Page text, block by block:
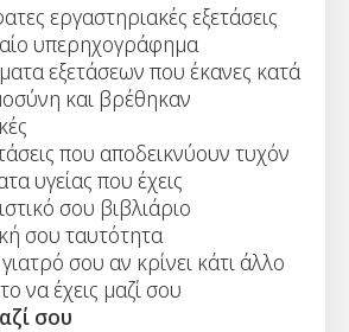
εργαστηριακές εξετάσεις
υπερηχογράφημα
εξετάσεων που έκανες κατά
και βρέθηκαν
που αποδεικνύουν τυχόν
υγείας που έχεις
σου βιβλιάριο
σου ταυτότητα
σου αν κρίνει κάτι άλλο
να έχεις μαζί σου
σου